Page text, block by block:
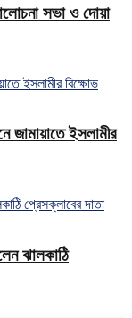
সভা ও দোয়া
জামায়াতে ইসলামীর
ঝালকাঠি